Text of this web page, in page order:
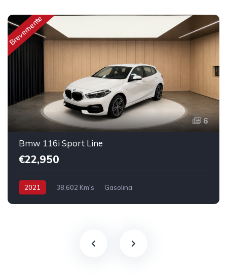
Brevemente
6
Bmw 116i Sport Line
€22,950
2021 38,602 Km's Gasolina